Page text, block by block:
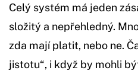
Celý systém má jeden
složitý a nepřehledný.
zda mají platit, nebo ne.
jistotu“, i když by mohli